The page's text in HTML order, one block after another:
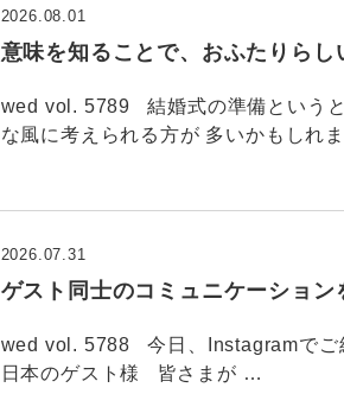
意味を知ることで、おふたりらし
2026.08.01
wed vol. 5789 結婚式の準備という
な風に考えられる方が 多いかもしれ
ゲスト同士のコミュニケーショ
2026.07.31
wed vol. 5788 今日、Instagramでご
日本のゲスト様 皆さまが …